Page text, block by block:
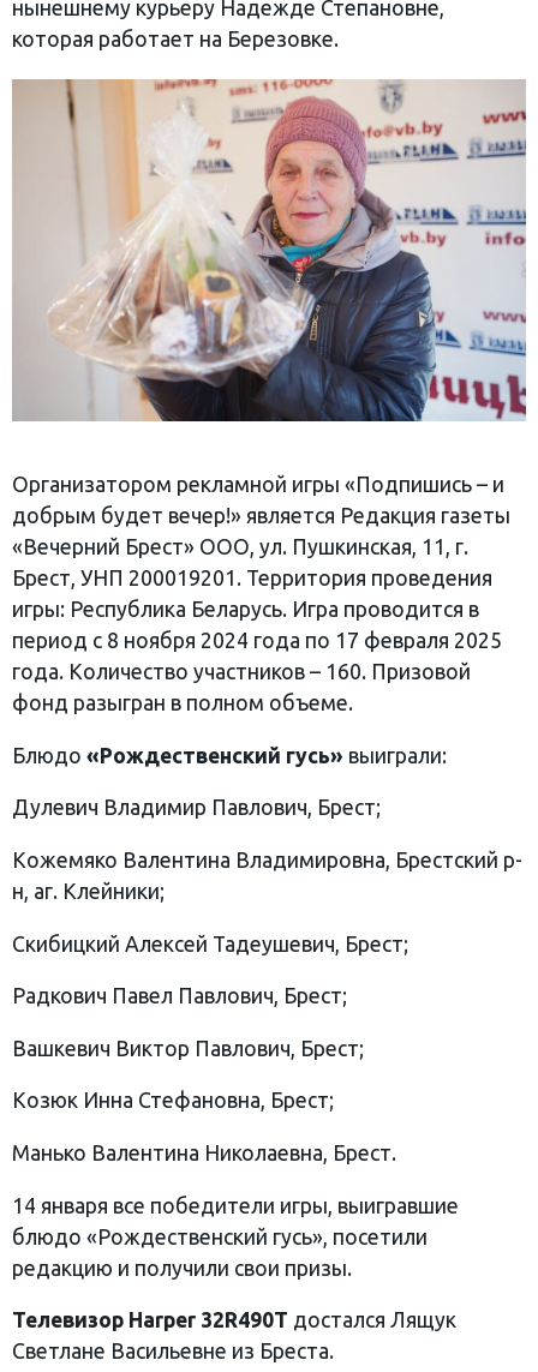
нынешнему курьеру Надежде Степановне,
которая работает на Березовке.
Организатором рекламной игры «Подпишись – и
добрым будет вечер!» является Редакция газеты
«Вечерний Брест» ООО, ул. Пушкинская, 11, г.
Брест, УНП 200019201. Территория проведения
игры: Республика Беларусь. Игра проводится в
период с 8 ноября 2024 года по 17 февраля 2025
года. Количество участников – 160. Призовой
фонд разыгран в полном объеме.
Блюдо «Рождественский гусь» выиграли:
Дулевич Владимир Павлович, Брест;
Кожемяко Валентина Владимировна, Брестский р-
н, аг. Клейники;
Скибицкий Алексей Тадеушевич, Брест;
Радкович Павел Павлович, Брест;
Вашкевич Виктор Павлович, Брест;
Козюк Инна Стефановна, Брест;
Манько Валентина Николаевна, Брест.
14 января все победители игры, выигравшие
блюдо «Рождественский гусь», посетили
редакцию и получили свои призы.
Телевизор Harper 32R490T достался Лящук
Светлане Васильевне из Бреста.